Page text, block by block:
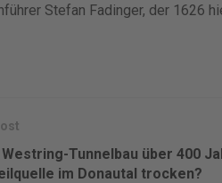
Stefan Fadinger, der 1626
Tunnelbau über 400
im Donautal trocken?